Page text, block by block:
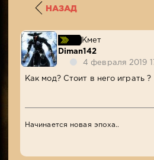
НАЗАД
Кмет
Diman142
4 февраля 2019
Как мод? Стоит в него играть ?
Начинается новая эпоха..